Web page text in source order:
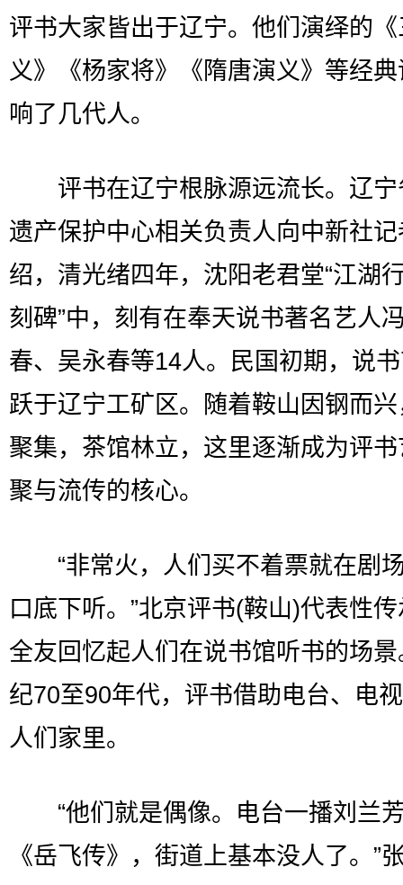
评书大家皆出于辽宁。他们演绎的
义》《杨家将》《隋唐演义》等经
响了几代人。
评书在辽宁根脉源远流长。辽宁
遗产保护中心相关负责人向中新社
绍，清光绪四年，沈阳老君堂“江湖
刻碑”中，刻有在奉天说书著名艺人
春、吴永春等14人。民国初期，说
跃于辽宁工矿区。随着鞍山因钢而
聚集，茶馆林立，这里逐渐成为评
聚与流传的核心。
“非常火，人们买不着票就在剧
口底下听。”北京评书(鞍山)代表性
全友回忆起人们在说书馆听书的场
纪70至90年代，评书借助电台、电
人们家里。
“他们就是偶像。电台一播刘兰
《岳飞传》，街道上基本没人了。”